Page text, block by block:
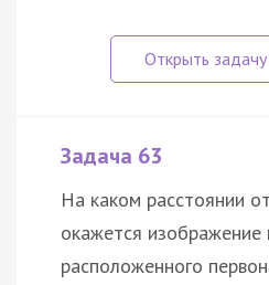
Задача 63
На каком расстоянии
окажется изображение
расположенного